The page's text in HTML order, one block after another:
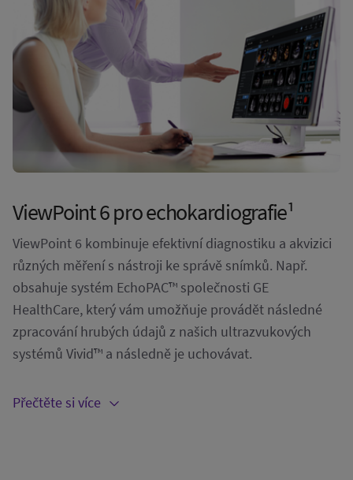
ViewPoint 6 pro echokardiografie¹
ViewPoint 6 kombinuje efektivní diagnostiku a akvizici
různých měření s nástroji ke správě snímků. Např.
obsahuje systém EchoPAC™ společnosti GE
HealthCare, který vám umožňuje provádět následné
zpracování hrubých údajů z našich ultrazvukových
systémů Vivid™ a následně je uchovávat.
Přečtěte si více